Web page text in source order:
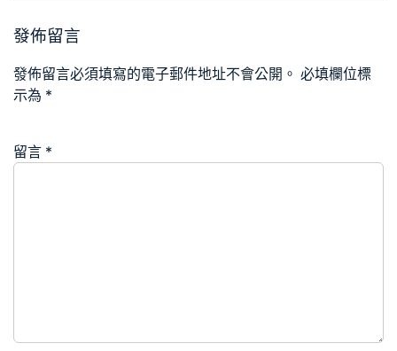
發佈留言
發佈留言必須填寫的電子郵件地址不會公開。 必填欄位標
示為 *
留言 *